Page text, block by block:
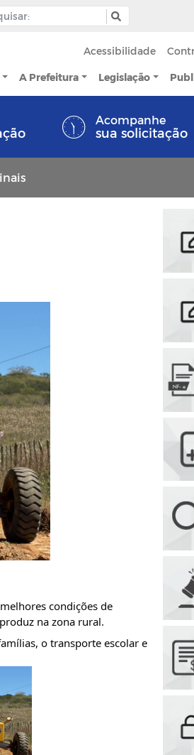
Acessibilidade
A Prefeitura Legislação
Acompanhe
sua solicitação
condições de
na zona rural.
o transporte escolar e